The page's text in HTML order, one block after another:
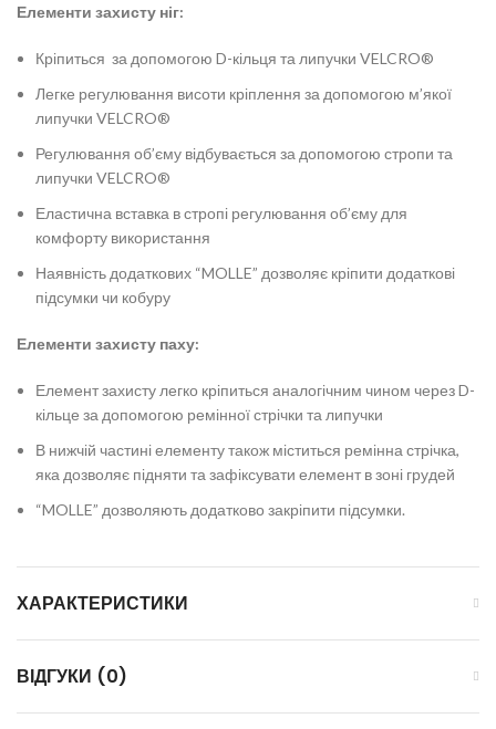
Елементи захисту ніг:
Кріпиться за допомогою D-кільця та липучки VELCRO®
Легке регулювання висоти кріплення за допомогою м’якої
липучки VELCRO®
Регулювання об’єму відбувається за допомогою стропи та
липучки VELCRO®
Еластична вставка в стропі регулювання об’єму для
комфорту використання
Наявність додаткових “MOLLE” дозволяє кріпити додаткові
підсумки чи кобуру
Елементи захисту паху:
Елемент захисту легко кріпиться аналогічним чином через D-
кільце за допомогою ремінної стрічки та липучки
В нижчій частині елементу також міститься ремінна стрічка,
яка дозволяє підняти та зафіксувати елемент в зоні грудей
“MOLLE” дозволяють додатково закріпити підсумки.
ХАРАКТЕРИСТИКИ
ВІДГУКИ (0)